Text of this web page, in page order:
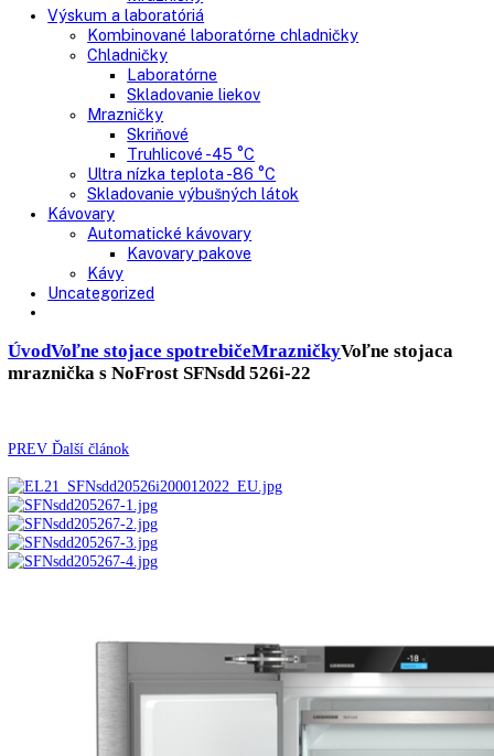
Chladnie nápojov
Skriňové
Truhlicové
Vinotéky
Pekárne
Chladničky
Mrazničky
Výskum a laboratóriá
Kombinované laboratórne chladničky
Chladničky
Laboratórne
Mrazničky
Truhlicové -45 °C
Ultra nízka teplota -86 °C
Kávy
Uncategorized
ÚvodVoľne stojace spotrebiče
Ďalší článok